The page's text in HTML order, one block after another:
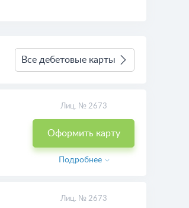
Все дебетовые карты
Лиц. № 2673
Оформить карту
Подробнее
Лиц. № 2673